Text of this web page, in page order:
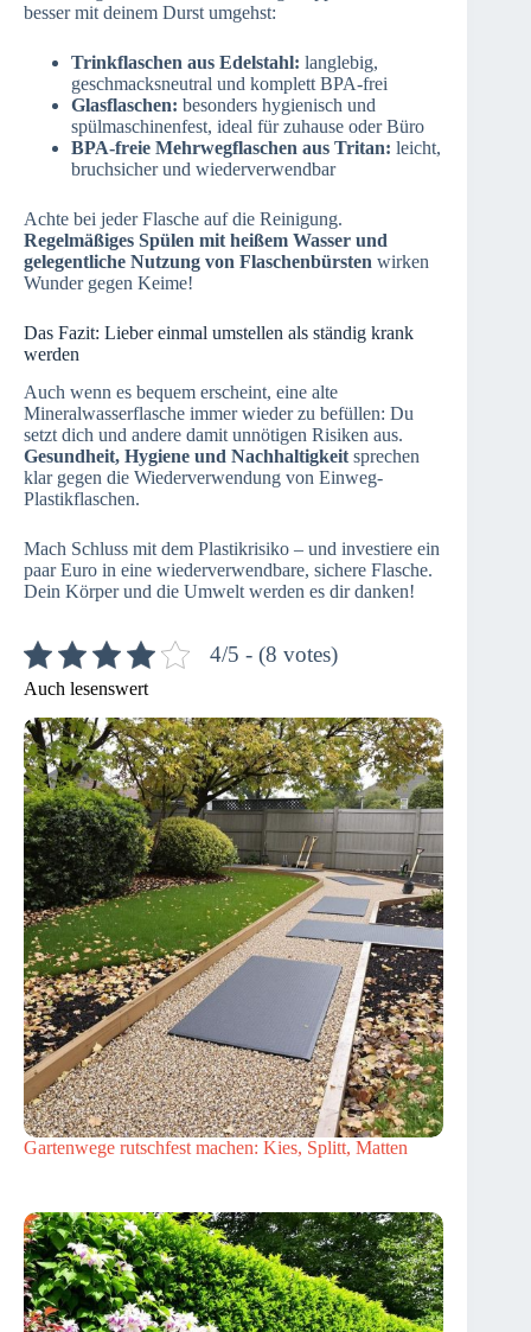
besser mit deinem Durst umgehst:
Trinkflaschen aus Edelstahl: langlebig,
geschmacksneutral und komplett BPA-frei
Glasflaschen: besonders hygienisch und
spülmaschinenfest, ideal für zuhause oder Büro
BPA-freie Mehrwegflaschen aus Tritan: leicht,
bruchsicher und wiederverwendbar
Achte bei jeder Flasche auf die Reinigung.
Regelmäßiges Spülen mit heißem Wasser und
gelegentliche Nutzung von Flaschenbürsten wirken
Wunder gegen Keime!
Das Fazit: Lieber einmal umstellen als ständig krank
werden
Auch wenn es bequem erscheint, eine alte
Mineralwasserflasche immer wieder zu befüllen: Du
setzt dich und andere damit unnötigen Risiken aus.
Gesundheit, Hygiene und Nachhaltigkeit sprechen
klar gegen die Wiederverwendung von Einweg-
Plastikflaschen.
Mach Schluss mit dem Plastikrisiko – und investiere ein
paar Euro in eine wiederverwendbare, sichere Flasche.
Dein Körper und die Umwelt werden es dir danken!
4/5 - (8 votes)
Auch lesenswert
Gartenwege rutschfest machen: Kies, Splitt, Matten